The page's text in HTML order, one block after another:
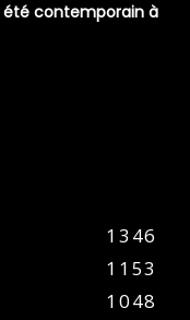
été contemporain à
1346
1153
1048